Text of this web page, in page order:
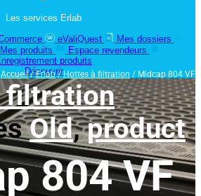
Les services Erlab
eValiQuest
Mes dossiers
Mes produits
Espace revendeurs
produits
Découvrir
Accueil/Erlab/Hottes à filtration / Midcap 804 VF
filtration
Old,product
804 VF